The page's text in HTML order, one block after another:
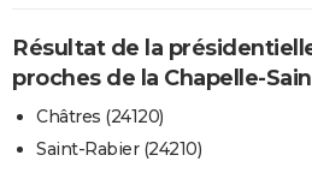
Résultat de la
proches de la Chapelle-
Châtres (24120)
Saint-Rabier (24210)